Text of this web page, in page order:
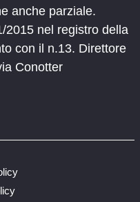
anche parziale.
2015 nel registro della
con il n.13. Direttore
Conotter